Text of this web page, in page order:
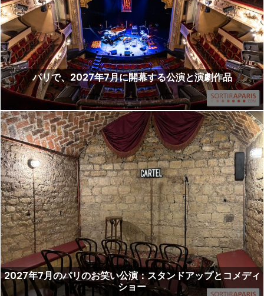
パリで、2027年7月に開幕する公演と演劇作品
2027年7月のパリのお笑い公演：スタンドアップとコメディ
ショー